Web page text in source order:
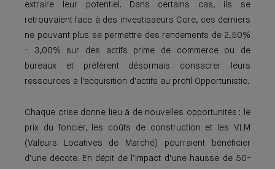
extraire leur potentiel. Dans certains cas, ils se
retrouvaient face à des investisseurs Core, ces derniers
ne pouvant plus se permettre des rendements de 2,50%
- 3,00% sur des actifs prime de commerce ou de
bureaux et préfèrent désormais consacrer leurs
ressources à l'acquisition d'actifs au profil Opportunistic.
Chaque crise donne lieu à de nouvelles opportunités : le
prix du foncier, les coûts de construction et les VLM
(Valeurs Locatives de Marché) pourraient bénéficier
d’une décote. En dépit de l’impact d’une hausse de 50-